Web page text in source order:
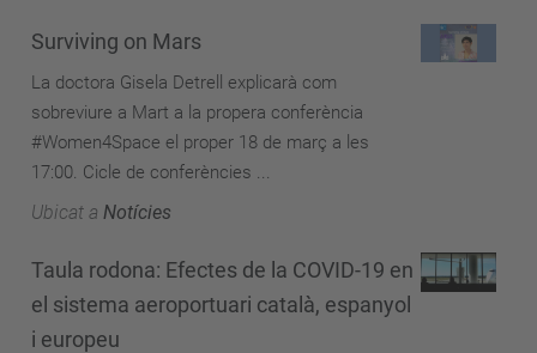
Surviving on Mars
La doctora Gisela Detrell explicarà com
sobreviure a Mart a la propera conferència
#Women4Space el proper 18 de març a les
17:00. Cicle de conferències ...
Ubicat a Notícies
Taula rodona: Efectes de la COVID-19 en
el sistema aeroportuari català, espanyol
i europeu